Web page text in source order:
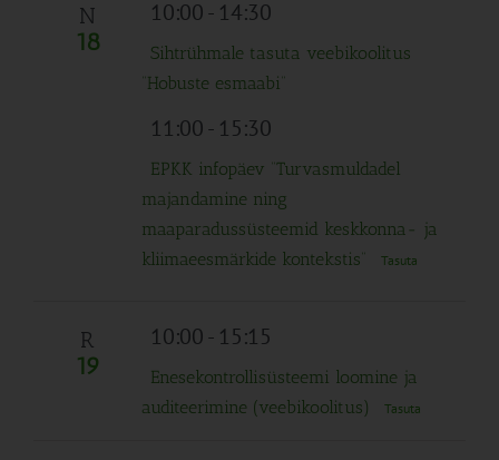
N
18
10:00- 14:30
Sihtrühmale tasuta veebikoolitus
“Hobuste esmaabi”
11:00- 15:30
EPKK infopäev “Turvasmuldadel
majandamine ning
maaparadussüsteemid keskkonna- ja
kliimaeesmärkide kontekstis”
Tasuta
R
19
10:00- 15:15
Enesekontrollisüsteemi loomine ja
auditeerimine (veebikoolitus)
Tasuta